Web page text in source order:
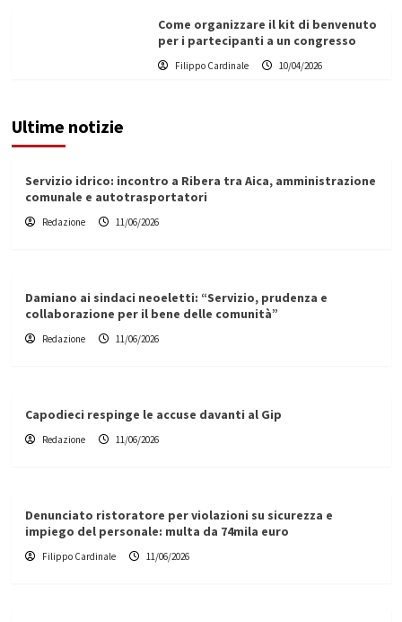
Come organizzare il kit di benvenuto
per i partecipanti a un congresso
Filippo Cardinale 10/04/2026
Ultime notizie
Servizio idrico: incontro a Ribera tra Aica, amministrazione
comunale e autotrasportatori
Redazione 11/06/2026
Damiano ai sindaci neoeletti: “Servizio, prudenza e
collaborazione per il bene delle comunità”
Redazione 11/06/2026
Capodieci respinge le accuse davanti al Gip
Redazione 11/06/2026
Denunciato ristoratore per violazioni su sicurezza e
impiego del personale: multa da 74mila euro
Filippo Cardinale 11/06/2026